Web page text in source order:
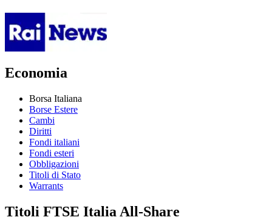
Economia
Borsa Italiana
Borse Estere
Cambi
Diritti
Fondi italiani
Fondi esteri
Obbligazioni
Titoli di Stato
Warrants
Titoli FTSE Italia All-Share